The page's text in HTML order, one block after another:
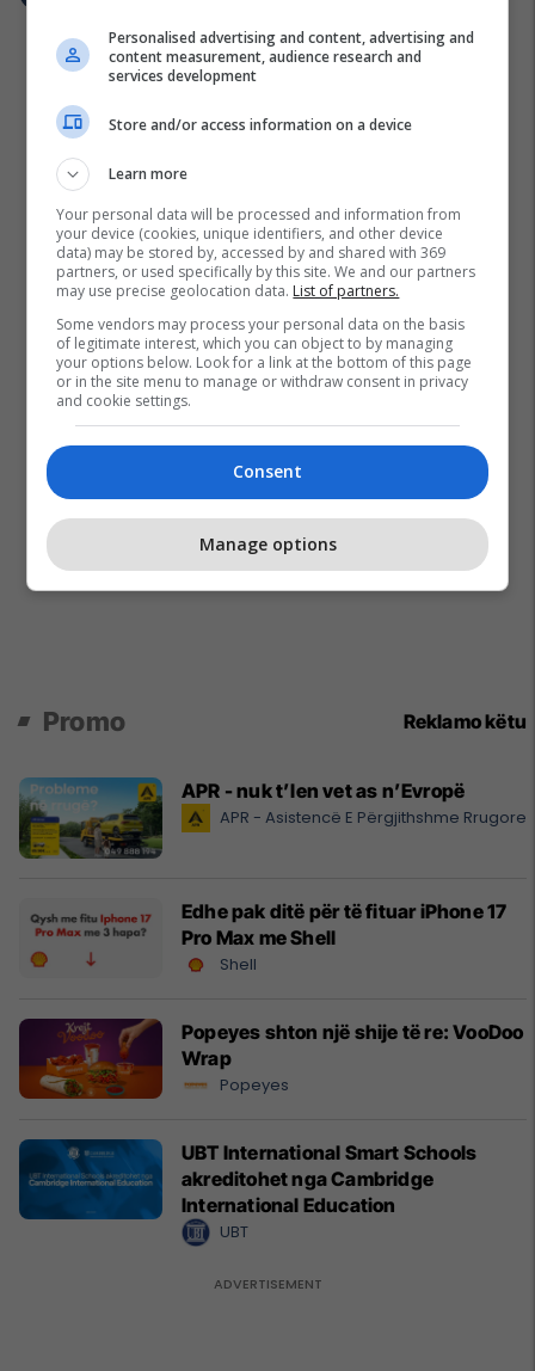
Promo Reklamo këtu
APR - nuk t’len vet as n’Evropë
APR - Asistencë E Përgjithshme Rrugore
Edhe pak ditë për të fituar iPhone 17
Pro Max me Shell
Shell
Popeyes shton një shije të re: VooDoo
Wrap
Popeyes
UBT International Smart Schools
akreditohet nga Cambridge
International Education
UBT
Personalised advertising and content, advertising and
content measurement, audience research and
services development
Store and/or access information on a device
Learn more
Your personal data will be processed and information from
your device (cookies, unique identifiers, and other device
data) may be stored by, accessed by and shared with 369
partners, or used specifically by this site. We and our partners
may use precise geolocation data. List of partners.
Some vendors may process your personal data on the basis
of legitimate interest, which you can object to by managing
your options below. Look for a link at the bottom of this page
or in the site menu to manage or withdraw consent in privacy
and cookie settings.
Consent
Manage options